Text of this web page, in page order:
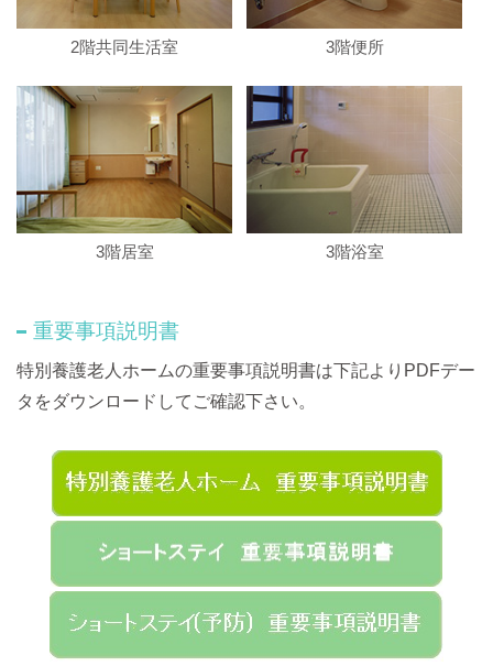
2階共同生活室 3階便所
3階居室 3階浴室
重要事項説明書
特別養護老人ホームの重要事項説明書は下記よりPDFデー
タをダウンロードしてご確認下さい。